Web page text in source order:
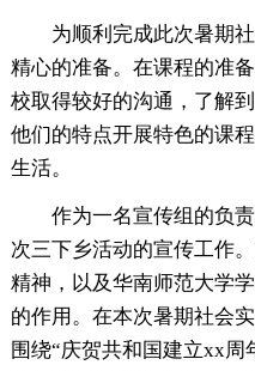
为顺利完成此次暑期
精心的准备。在课程的准
校取得较好的沟通，了解
他们的特点开展特色的课
生活。
作为一名宣传组的负
次三下乡活动的宣传工作
精神，以及华南师范大学
的作用。在本次暑期社会
围绕“庆贺共和国建立xx